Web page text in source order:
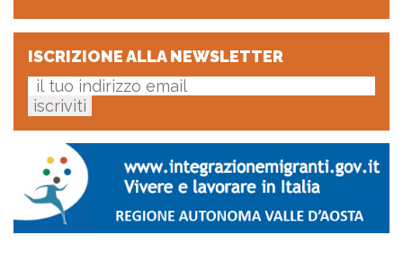
ISCRIZIONE ALLA NEWSLETTER